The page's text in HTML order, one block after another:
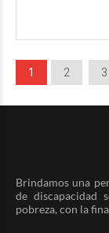
1 2 3
Brindamos una
de discapacidad
pobreza, con la